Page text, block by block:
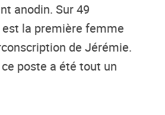
anodin. Sur 49
la première femme
de Jérémie.
poste a été tout un